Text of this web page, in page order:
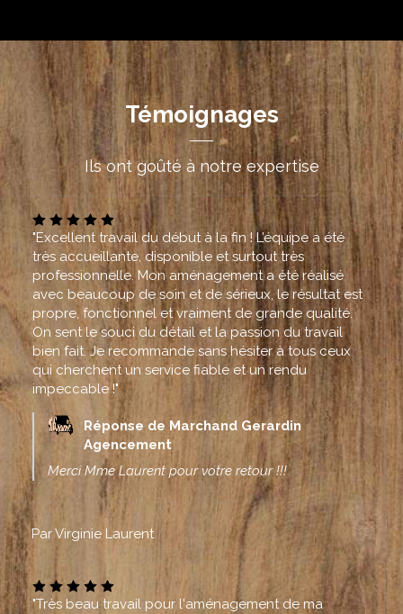
Témoignages
Ils ont goûté à notre expertise
"Excellent travail du début à la fin ! L’équipe a été
très accueillante, disponible et surtout très
professionnelle. Mon aménagement a été réalisé
avec beaucoup de soin et de sérieux, le résultat est
propre, fonctionnel et vraiment de grande qualité.
On sent le souci du détail et la passion du travail
bien fait. Je recommande sans hésiter à tous ceux
qui cherchent un service fiable et un rendu
impeccable !"
Réponse de Marchand Gerardin
Agencement
Merci Mme Laurent pour votre retour !!!
Par Virginie Laurent
"Très beau travail pour l'aménagement de ma